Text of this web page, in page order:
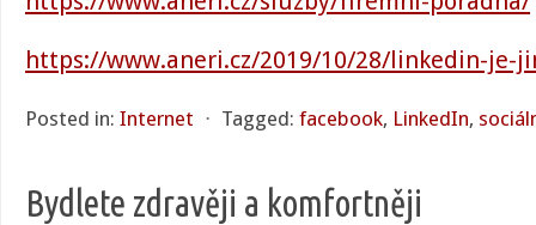
https://www.aneri.cz/2019/10/28/linkedin-je-
Posted in: Internet ⋅ Tagged: facebook, LinkedIn,
Bydlete zdravěji a komfortněji